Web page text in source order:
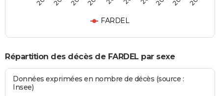
FARDEL
Répartition des décès de FARDEL par sexe
Données exprimées en nombre de décès (source :
Insee)